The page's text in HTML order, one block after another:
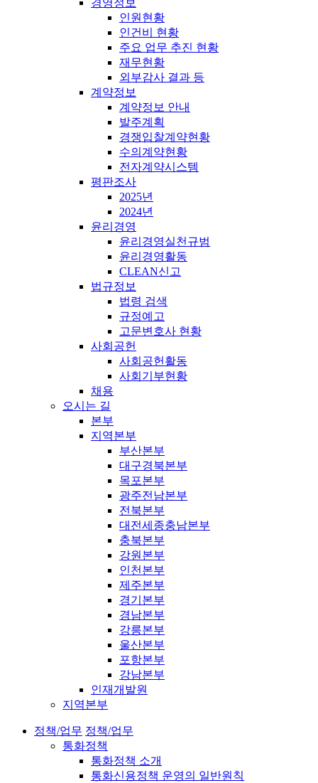
경영정보
인원현황
인건비 현황
주요 업무 추진 현황
재무현황
외부감사 결과 등
계약정보
계약정보 안내
발주계획
경쟁입찰계약현황
수의계약현황
전자계약시스템
평판조사
2025년
2024년
윤리경영
윤리경영실천규범
윤리경영활동
CLEAN신고
법규정보
법령 검색
규정예고
고문변호사 현황
사회공헌
사회공헌활동
사회기부현황
채용
오시는 길
본부
지역본부
부산본부
대구경북본부
목포본부
광주전남본부
전북본부
대전세종충남본부
충북본부
강원본부
인천본부
제주본부
경기본부
경남본부
강릉본부
울산본부
포항본부
강남본부
인재개발원
지역본부
정책/업무 정책/업무
통화정책
통화정책 소개
통화신용정책 운영의 일반원칙